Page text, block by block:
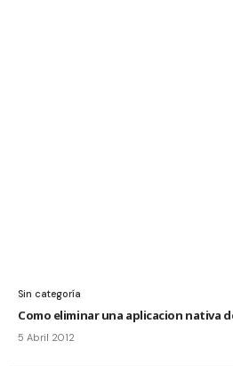
Sin categoría
Como eliminar una aplicacion nativa
5 Abril 2012